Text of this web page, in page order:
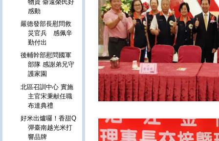
物資 僻遠榮民好
感動
嚴德發部長慰問救
災官兵 感佩辛
勤付出
後輔幹部慰問國軍
部隊 感謝弟兄守
護家園
北區召訓中心 實施
主官宋秉献任職
布達典禮
好米出爐囉！香甜Q
彈臺南越光米打
響品牌